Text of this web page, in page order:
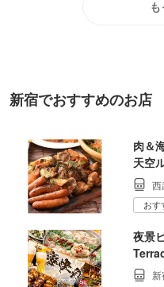
も
新宿でおすすめのお店
肉＆
天空
西
おす
夜景